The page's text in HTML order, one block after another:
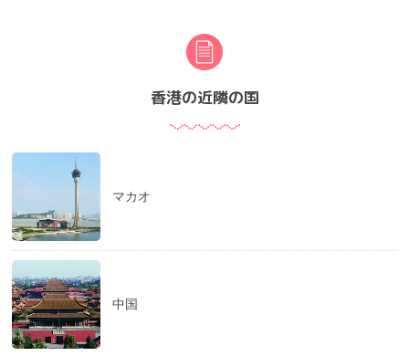
香港の近隣の国
マカオ
中国